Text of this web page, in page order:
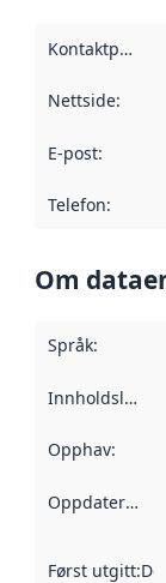
Kontaktpunkt
Nettside:
E-post:
Telefon:
Om
Språk:
Innholdsleverandører
Opphav:
Oppdateringsfrekvens
Først utgitt: